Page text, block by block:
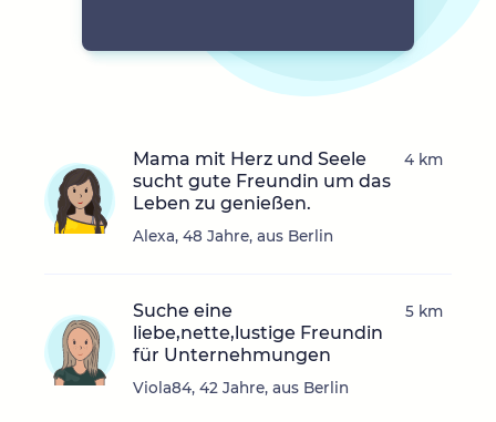
Mama mit Herz und Seele
sucht gute Freundin um das
Leben zu genießen.
Alexa, 48 Jahre, aus Berlin
4 km
Suche eine
liebe,nette,lustige Freundin
für Unternehmungen
Viola84, 42 Jahre, aus Berlin
5 km